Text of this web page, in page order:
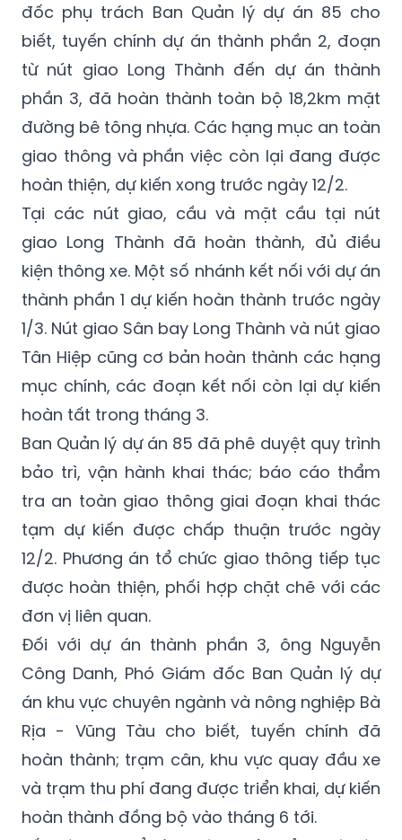
đốc phụ trách Ban Quản lý dự án 85 cho
biết, tuyến chính dự án thành phần 2, đoạn
từ nút giao Long Thành đến dự án thành
phần 3, đã hoàn thành toàn bộ 18,2km mặt
đường bê tông nhựa. Các hạng mục an toàn
giao thông và phần việc còn lại đang được
hoàn thiện, dự kiến xong trước ngày 12/2.
Tại các nút giao, cầu và mặt cầu tại nút
giao Long Thành đã hoàn thành, đủ điều
kiện thông xe. Một số nhánh kết nối với dự án
thành phần 1 dự kiến hoàn thành trước ngày
1/3. Nút giao Sân bay Long Thành và nút giao
Tân Hiệp cũng cơ bản hoàn thành các hạng
mục chính, các đoạn kết nối còn lại dự kiến
hoàn tất trong tháng 3.
Ban Quản lý dự án 85 đã phê duyệt quy trình
bảo trì, vận hành khai thác; báo cáo thẩm
tra an toàn giao thông giai đoạn khai thác
tạm dự kiến được chấp thuận trước ngày
12/2. Phương án tổ chức giao thông tiếp tục
được hoàn thiện, phối hợp chặt chẽ với các
đơn vị liên quan.
Đối với dự án thành phần 3, ông Nguyễn
Công Danh, Phó Giám đốc Ban Quản lý dự
án khu vực chuyên ngành và nông nghiệp Bà
Rịa - Vũng Tàu cho biết, tuyến chính đã
hoàn thành; trạm cân, khu vực quay đầu xe
và trạm thu phí đang được triển khai, dự kiến
hoàn thành đồng bộ vào tháng 6 tới.